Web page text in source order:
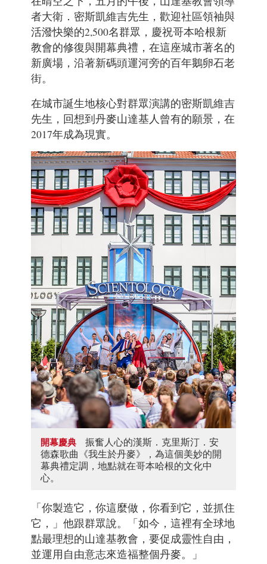
者大衛．密斯凱維吉先生，歡迎社區領袖與
活潑快樂的2,500名群眾，慶祝哥本哈根新
教會的修復與開幕典禮，在這座城市著名的
新廣場，沿著新碼頭運河旁的百年鵝卵石老
街。
在城市誕生地核心對群眾演講的密斯凱維吉
先生，回想到丹麥山達基人曾有的願景，在
2017年成為現實。
開幕慶典
振奮人心的漢斯．克里斯汀．安
德森歌曲《我生於丹麥》，為這個美妙的開
幕典禮定調，地點就在哥本哈根的文化中
心。
「你製造它，你這麼做，你看到它，並抓住
它，」他跟群眾說。「如今，這裡有全球地
點最理想的山達基教會，要促成靈性自由，
並運用自由意志來造福整個丹麥。」